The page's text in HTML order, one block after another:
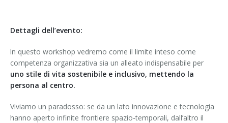
Dettagli dell’evento:
ln questo workshop vedremo come il limite inteso come
competenza organizzativa sia un alleato indispensabile per
uno stile di vita sostenibile e inclusivo, mettendo la
persona al centro.
Viviamo un paradosso: se da un lato innovazione e tecnologia
hanno aperto infinite frontiere spazio-temporali, dall’altro il